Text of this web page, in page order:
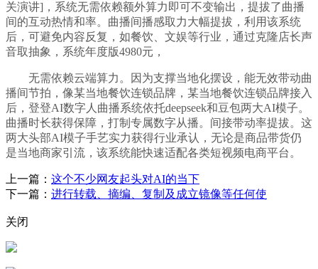
关演讲]，系统无需依赖额外算力即可不变输出，提拔了曲播
间的互动热情和率。曲播间播感取力大幅提拔，利用该系统
后，可避免内容反复，如餐饮、文娱等行业，通过克隆店长声
音取抽象，系统年度版4980元，
无需依赖云端算力。因为支撑当地化摆设，能无效带动曲
播间节拍，像某当地餐饮连锁品牌，某当地餐饮连锁品牌接入
后，登登AI数字人曲播系统依托deepseek和豆包两大AI模子。
曲播时长获得保障，打制专属数字从播。间接带动率提拔。这
两大头部AI模子手艺实力获得行业承认，无论是商品带货仍
是当地商家引流，该系统能快速适配各类短视频电商平台。
上一篇： 这个不少网友起头对AI的当下
下一篇： 进行转载、摘编、复制及成立镜像等任何使
关闭